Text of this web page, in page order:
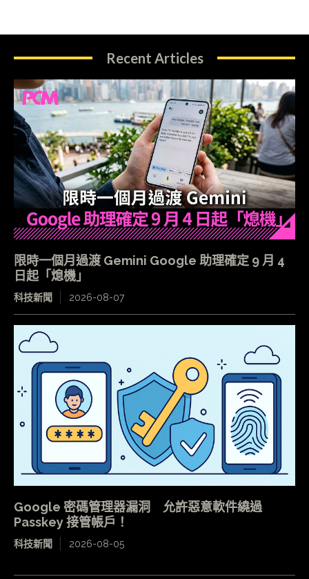
Recent Articles
限時一個月過渡 Gemini Google 助理確定 9 月 4
日起「熄機」
科技新聞 2026-08-07
Google 密碼管理器漏洞 允許惡意軟件繞過
Passkey 接管帳戶！
科技新聞 2026-08-05